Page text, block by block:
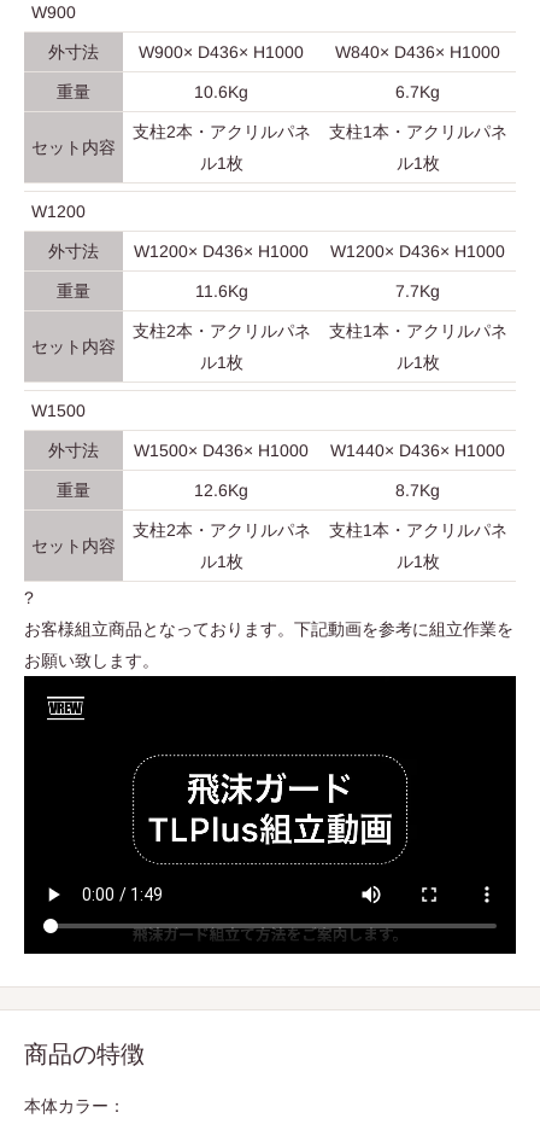
W900
外寸法 W900× D436× H1000 W840× D436× H1000
重量 10.6Kg 6.7Kg
セット内容
支柱2本・アクリルパネ
ル1枚
支柱1本・アクリルパネ
ル1枚
W1200
外寸法 W1200× D436× H1000 W1200× D436× H1000
重量 11.6Kg 7.7Kg
セット内容
支柱2本・アクリルパネ
ル1枚
支柱1本・アクリルパネ
ル1枚
W1500
外寸法 W1500× D436× H1000 W1440× D436× H1000
重量 12.6Kg 8.7Kg
セット内容
支柱2本・アクリルパネ
ル1枚
支柱1本・アクリルパネ
ル1枚
?
お客様組立商品となっております。下記動画を参考に組立作業を
お願い致します。
商品の特徴
本体カラー：